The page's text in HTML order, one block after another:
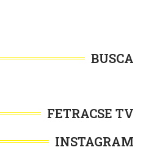
BUSCA
FETRACSE TV
INSTAGRAM